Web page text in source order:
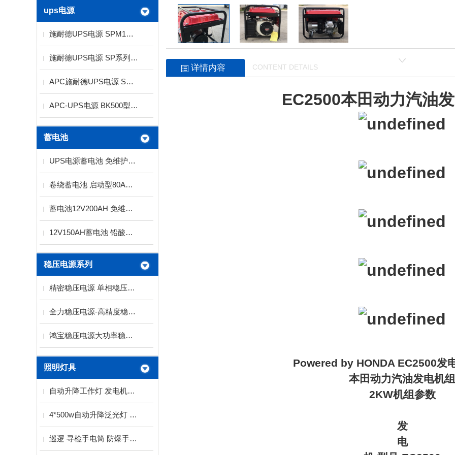
ups电源
施耐德UPS电源 SPM1K功率1KVA电压220V标机
施耐德UPS电源 SP系列1KVA标机 长机供应商
APC施耐德UPS电源 SP系列10KVA
APC-UPS电源 BK500型300W
蓄电池
UPS电源蓄电池 免维护蓄电池2V12V
卷绕蓄电池 启动型80AH螺旋卷绕技术
蓄电池12V200AH 免维护铅酸蓄电池厂家
12V150AH蓄电池 铅酸免维护蓄电池
稳压电源系列
精密稳压电源 单相稳压电源 三相稳压电源厂家
全力稳压电源-高精度稳压电源系列
鸿宝稳压电源大功率稳压电源SBW系列
照明灯具
自动升降工作灯 发电机泛光灯厂家
4*500w自动升降泛光灯 2KW发电机带工作灯
巡逻 寻检手电筒 防爆手电筒
详情内容 CONTENT DETAILS
EC2500本田动力汽油
Powered by HONDA EC2500发
本田动力汽油发电机组
2KW机组参数
发
电